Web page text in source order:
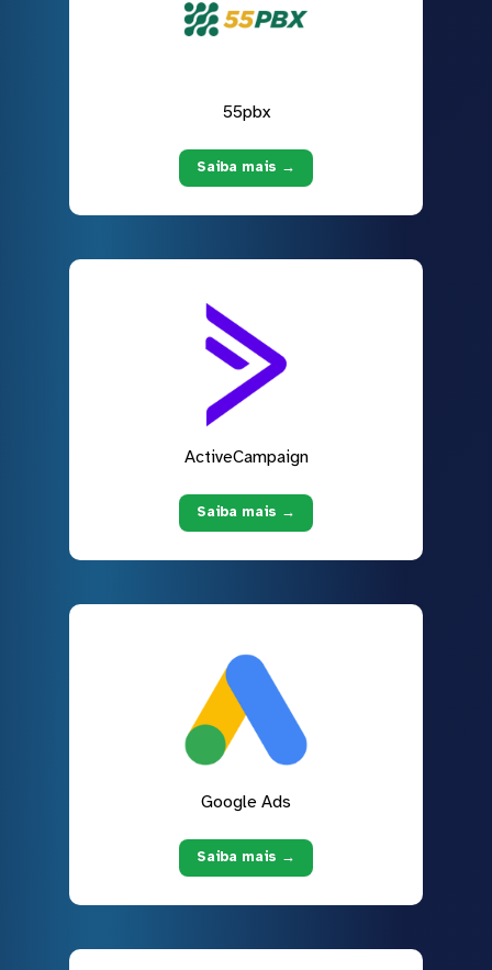
55pbx
Saiba mais →
ActiveCampaign
Saiba mais →
Google Ads
Saiba mais →